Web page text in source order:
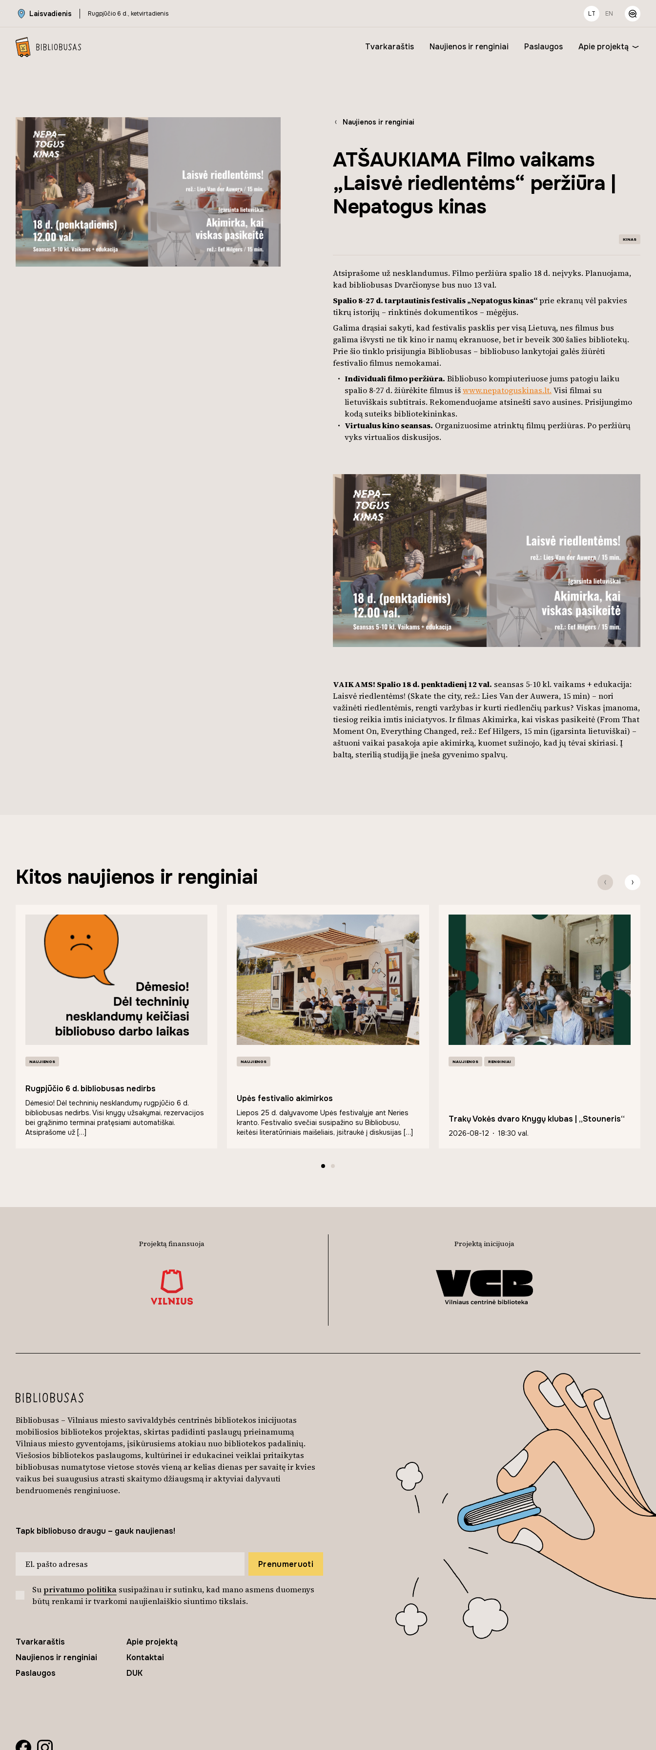
Laisvadienis Rugpjūčio 6 d., ketvirtadienis LT EN
Tvarkaraštis Naujienos ir renginiai Paslaugos Apie projektą
Naujienos ir renginiai
ATŠAUKIAMA Filmo vaikams
„Laisvė riedlentėms“ peržiūra |
Nepatogus kinas
KINAS
Atsiprašome už nesklandumus. Filmo peržiūra spalio 18 d. neįvyks. Planuojama,
kad bibliobusas Dvarčionyse bus nuo 13 val.
Spalio 8-27 d. tarptautinis festivalis „Nepatogus kinas“prie ekranų vėl pakvies
tikrų istorijų – rinktinės dokumentikos – mėgėjus.
Galima drąsiai sakyti, kad festivalis pasklis per visą Lietuvą, nes filmus bus
galima išvysti ne tik kino ir namų ekranuose, bet ir beveik 300 šalies bibliotekų.
Prie šio tinklo prisijungia Bibliobusas – bibliobuso lankytojai galės žiūrėti
festivalio filmus nemokamai.
Individuali filmo peržiūra. Bibliobuso kompiuteriuose jums patogiu laiku
spalio 8-27 d. žiūrėkite filmus išwww.nepatoguskinas.lt. Visi filmai su
lietuviškais subtitrais. Rekomenduojame atsinešti savo ausines. Prisijungimo
kodą suteiks bibliotekininkas.
Virtualus kino seansas. Organizuosime atrinktų filmų peržiūras. Po peržiūrų
vyks virtualios diskusijos.
VAIKAMS! Spalio 18 d. penktadienį12 val. seansas 5-10 kl. vaikams + edukacija:
Laisvė riedlentėms! (Skate the city, rež.: Lies Van der Auwera, 15 min) – nori
važinėti riedlentėmis, rengti varžybas ir kurti riedlenčių parkus? Viskas įmanoma,
tiesiog reikia imtis iniciatyvos. Ir filmas Akimirka, kai viskas pasikeitė (From That
Moment On, Everything Changed, rež.: Eef Hilgers, 15 min (įgarsinta lietuviškai) –
aštuoni vaikai pasakoja apie akimirką, kuomet sužinojo, kad jų tėvai skiriasi. Į
baltą, sterilią studiją jie įneša gyvenimo spalvų.
Kitos naujienos ir renginiai
NAUJIENOS
Rugpjūčio 6 d. bibliobusas nedirbs
Dėmesio! Dėl techninių nesklandumų rugpjūčio 6 d.
bibliobusas nedirbs. Visi knygų užsakymai, rezervacijos
bei grąžinimo terminai pratęsiami automatiškai.
Atsiprašome už […]
NAUJIENOS
Upės festivalio akimirkos
Liepos 25 d. dalyvavome Upės festivalyje ant Neries
kranto. Festivalio svečiai susipažino su Bibliobusu,
keitėsi literatūriniais maišeliais, įsitraukė į diskusijas […]
NAUJIENOS RENGINIAI
Trakų Vokės dvaro Knygų klubas | „Stouneris“
2026-08-12 18:30 val.
Projektą finansuoja Projektą inicijuoja
Bibliobusas – Vilniaus miesto savivaldybės centrinės bibliotekos inicijuotas
mobiliosios bibliotekos projektas, skirtas padidinti paslaugų prieinamumą
Vilniaus miesto gyventojams, įsikūrusiems atokiau nuo bibliotekos padalinių.
Viešosios bibliotekos paslaugoms, kultūrinei ir edukacinei veiklai pritaikytas
bibliobusas numatytose vietose stovės vieną ar kelias dienas per savaitę ir kvies
vaikus bei suaugusius atrasti skaitymo džiaugsmą ir aktyviai dalyvauti
bendruomenės renginiuose.
Tapk bibliobuso draugu – gauk naujienas!
Prenumeruoti
Su privatumo politika susipažinau ir sutinku, kad mano asmens duomenys
būtų renkami ir tvarkomi naujienlaiškio siuntimo tikslais.
Tvarkaraštis
Naujienos ir renginiai
Paslaugos
Apie projektą
Kontaktai
DUK